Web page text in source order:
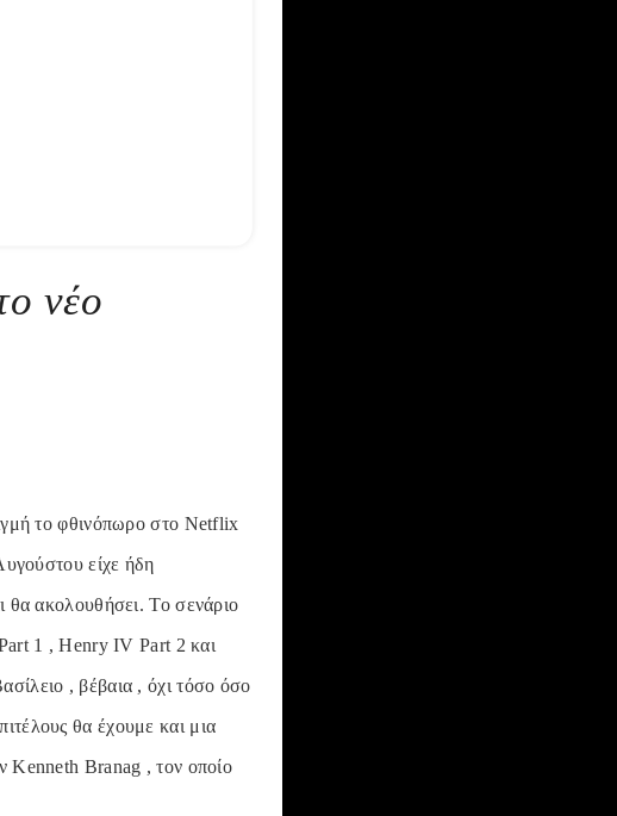
νέο
το φθινόπωρο στο Netflix
είχε ήδη
θα ακολουθήσει. Το σενάριο
1 , Henry IV Part 2 και
, βέβαια , όχι τόσο όσο
θα έχουμε και μια
Kenneth Branag , τον οποίο